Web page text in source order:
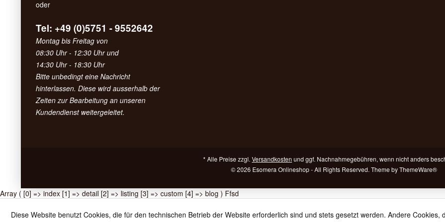
oder
Tel: +49 (0)5751 - 9552642
Montag bis Freitag von
08:30 Uhr - 12:30 Uhr und
14:30 Uhr - 18:30 Uhr
Bitte unbedingt eine Nachricht
hinterlassen. Diese wird ausserhalb der
Zeiten zur Bearbeitung an unseren
Kundendienst weitergeleitet.
* Alle Preise zzgl. Versandkosten und ggf. Nachnahmegebühren, wenn nicht anders
© 2026 Esomera Onlineshop - All Rights Reserved. Theme byThemeWare®
Diese Website benutzt Cookies, die für den technischen Betrieb der Website erforderlich sind und stets gesetzt werden. Andere Cookies,
Array ( [0] => index [1] => detail [2] => listing [3] => custom [4] => blog ) Ffsd